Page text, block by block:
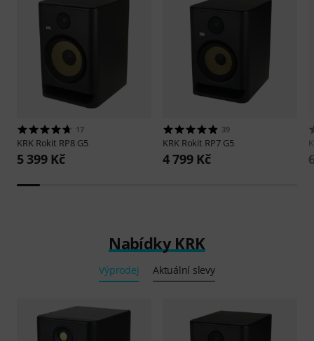
17
KRK Rokit RP8 G5
5 399 Kč
39
KRK Rokit RP7 G5
4 799 Kč
Nabídky KRK
Výprodej Aktuální slevy